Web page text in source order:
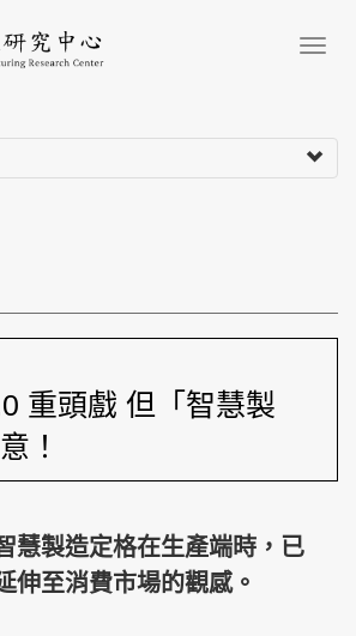
重頭戲 但「智慧製
！
慧製造定格在生產端時，已
伸至消費市場的觀感。